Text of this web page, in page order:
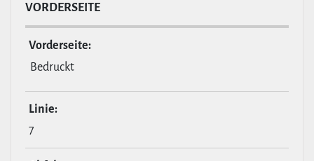
VOR­DER­SEITE
Vor­der­seite:
Bedruckt
Linie:
7